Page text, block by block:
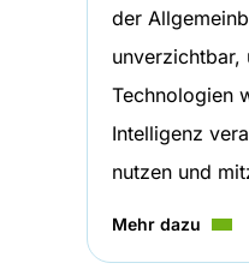
der
unverzichtbar,
Technologien
Intelligenz
nutzen und
Mehr dazu